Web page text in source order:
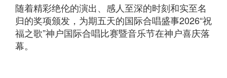
随着精彩绝伦的演出、感人至深的时刻和实至名
归的奖项颁发，为期五天的国际合唱盛事2026“祝
福之歌”神户国际合唱比赛暨音乐节在神户喜庆落
幕。